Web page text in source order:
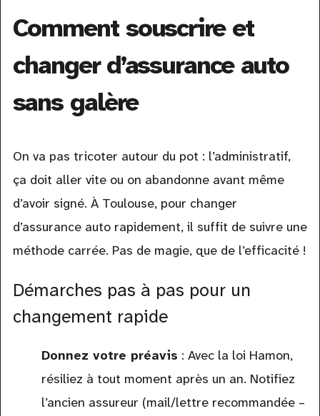
Comment souscrire et
changer d’assurance auto
sans galère
On va pas tricoter autour du pot : l’administratif,
ça doit aller vite ou on abandonne avant même
d’avoir signé. À Toulouse, pour changer
d’assurance auto rapidement, il suffit de suivre une
méthode carrée. Pas de magie, que de l’efficacité !
Démarches pas à pas pour un
changement rapide
Donnez votre préavis : Avec la loi Hamon,
résiliez à tout moment après un an. Notifiez
l’ancien assureur (mail/lettre recommandée –